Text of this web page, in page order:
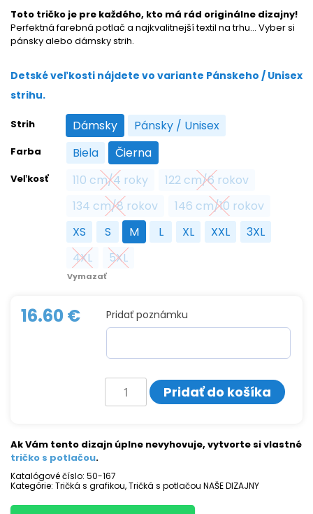
Toto tričko je pre každého, kto má rád originálne dizajny!
Perfektná farebná potlač a najkvalitnejší textil na trhu… Vyber si
pánsky alebo dámsky strih.
Detské veľkosti nájdete vo variante Pánskeho / Unisex
strihu.
Strih Dámsky
Dámsky Pánsky / Unisex
Pánsky / Unisex
Farba Biela
Biela Čierna
Čierna
Veľkosť 110 cm/4 roky
110 cm/4 roky122 cm/6 rokov
122 cm/6 rokov
134 cm/8 rokov
134 cm/8 rokov146 cm/10 rokov
146 cm/10 rokov
XS
XS S
S M
M LL XL
XL XXL
XXL 3XL
3XL
4XL
4XL 5XL
5XL
Vymazať
16.60€ Pridať poznámku
množstvo
Tričko
s
Pridať do košíka
Ak Vám tento dizajn úplne nevyhovuje, vytvorte si vlastné
tričko s potlačou.
Katalógové číslo: 50-167
Kategórie: Tričká s grafikou,Tričká s potlačou NAŠE DIZAJNY